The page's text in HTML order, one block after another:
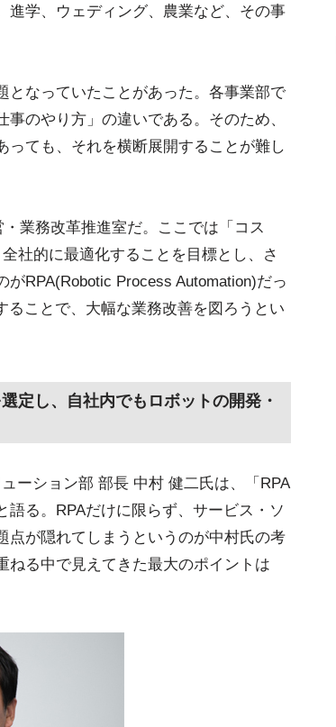
進学、ウェディング、農業など、その事
となっていたことがあった。各事業部で
のやり方」の違いである。そのため、
ても、それを横断展開することが難し
業務改革推進室だ。ここでは「コス
社的に最適化することを目標とし、さ
RPA(Robotic Process Automation)だっ
ることで、大幅な業務改善を図ろうとい
定し、自社内でもロボットの開発・
ーション部 部長 中村 健二氏は、「RPA
る。RPAだけに限らず、サービス・ソ
点が隠れてしまうというのが中村氏の考
ねる中で見えてきた最大のポイントは